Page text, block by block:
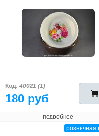
Код: 40021 (1)
180 руб
подробнее
розничная